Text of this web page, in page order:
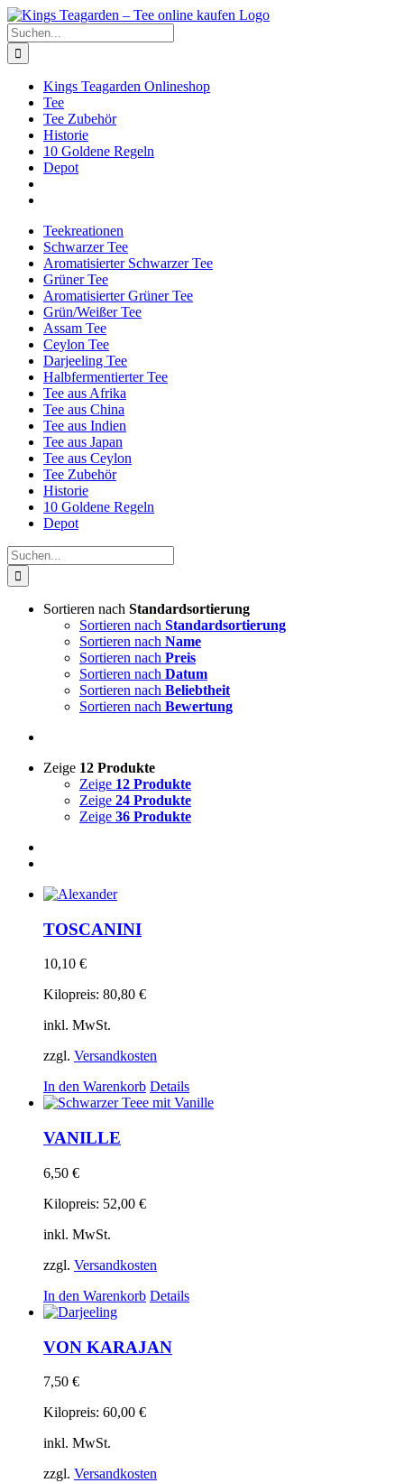
Zum
Inhalt
springen
Facebook
X
Instagram
Pinterest
Suche
nach:
Kings Teagarden Onlineshop
Tee
Tee Zubehör
Historie
10 Goldene Regeln
Depot
Teekreationen
Schwarzer Tee
Aromatisierter Schwarzer Tee
Grüner Tee
Aromatisierter Grüner Tee
Grün/Weißer Tee
Assam Tee
Ceylon Tee
Darjeeling Tee
Halbfermentierter Tee
Tee aus Afrika
Tee aus China
Tee aus Indien
Tee aus Japan
Tee aus Ceylon
Tee Zubehör
Historie
10 Goldene Regeln
Depot
Suche
nach:
Sortieren nach Standardsortierung
Sortieren nach Standardsortierung
Sortieren nach Name
Sortieren nach Preis
Sortieren nach Datum
Sortieren nach Beliebtheit
Sortieren nach Bewertung
Zeige 12 Produkte
Zeige 12 Produkte
Zeige 24 Produkte
Zeige 36 Produkte
TOSCANINI
10,10 €
Kilopreis: 80,80 €
inkl. MwSt.
zzgl. Versandkosten
In den Warenkorb Details
VANILLE
6,50 €
Kilopreis: 52,00 €
inkl. MwSt.
zzgl. Versandkosten
In den Warenkorb Details
VON KARAJAN
7,50 €
Kilopreis: 60,00 €
inkl. MwSt.
zzgl. Versandkosten